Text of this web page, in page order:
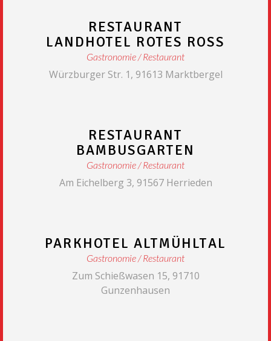
RESTAURANT
LANDHOTEL ROTES ROSS
Gastronomie Restaurant
Würzburger Str. 1, 91613 Marktbergel
RESTAURANT
BAMBUSGARTEN
Gastronomie Restaurant
Am Eichelberg 3, 91567 Herrieden
PARKHOTEL ALTMÜHLTAL
Gastronomie Restaurant
Zum Schießwasen 15, 91710
Gunzenhausen